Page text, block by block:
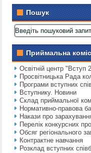
Пошук
Приймальна
Освітній центр "Вступ
Просвітницька Рада
Програми вступних
Вступнику. Новини
Склад приймальної
Нормативно-правова
Накази про
Перелік конкурсних
Обсяг регіонального
Контрактне навчання
Розклад вступних